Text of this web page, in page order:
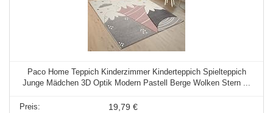
Paco Home Teppich Kinderzimmer Kinderteppich Spielteppich
Junge Mädchen 3D Optik Modern Pastell Berge Wolken Stern ...
19,79 €